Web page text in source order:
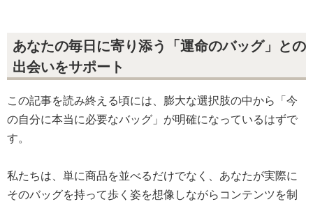
あなたの毎日に寄り添う「運命のバッグ」との
出会いをサポート
この記事を読み終える頃には、膨大な選択肢の中から「今
の自分に本当に必要なバッグ」が明確になっているはずで
す。
私たちは、単に商品を並べるだけでなく、あなたが実際に
そのバッグを持って歩く姿を想像しながらコンテンツを制